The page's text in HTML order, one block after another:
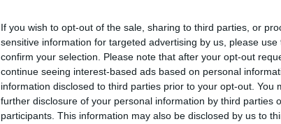
If you wish to opt-out of the sale, sharing to third parties, or
sensitive information for targeted advertising by us, please
confirm your selection. Please note that after your opt-out
continue seeing interest-based ads based on personal
information disclosed to third parties prior to your opt-out. You
further disclosure of your personal information by third parties
participants. This information may also be disclosed by us to